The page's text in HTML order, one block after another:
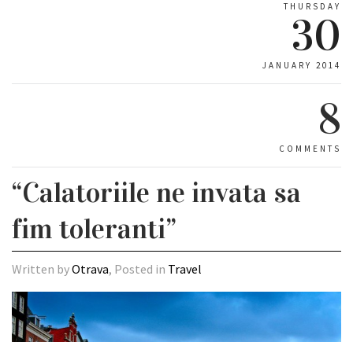
THURSDAY
30
JANUARY 2014
8
COMMENTS
“Calatoriile ne invata sa
fim toleranti”
Written byOtrava, Posted in Travel